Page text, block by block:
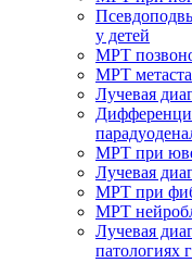
у детей
МРТ
МРТ
Лучевая
МРТ при
Лучевая
МРТ при
МРТ
Лучевая
патологиях